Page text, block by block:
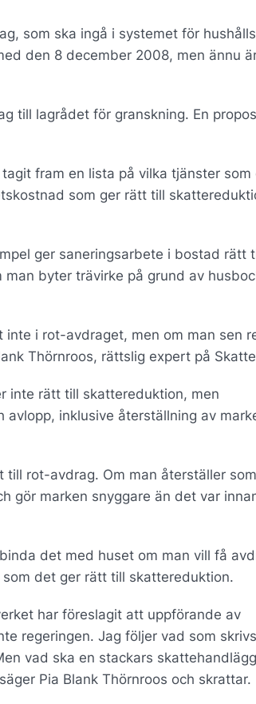
som ska ingå i systemet för
den 8 december 2008, men ännu
till lagrådet för granskning. En
fram en lista på vilka tjänster som
som ger rätt till
ger saneringsarbete i bostad rätt
byter trävirke på grund av
i rot-avdraget, men om man sen
Thörnroos, rättslig expert på
inte rätt till skattereduktion, men
inklusive återställning av
rot-avdrag. Om man återställer
gör marken snyggare än det var
det med huset om man vill få
det ger rätt till skattereduktion.
har föreslagit att uppförande av
regeringen. Jag följer vad som
vad ska en stackars
Pia Blank Thörnroos och skrattar.